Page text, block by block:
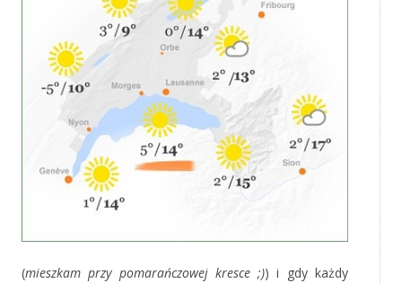
(mieszkam przy pomarańczowej kresce ;)) i gdy każdy